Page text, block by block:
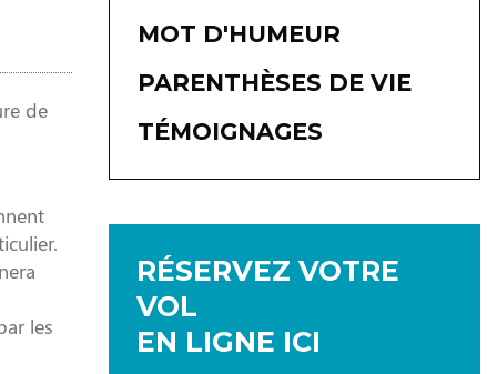
de
les
MOT D'HUMEUR
PARENTHÈSES DE VIE
TÉMOIGNAGES
RÉSERVEZ VOTRE
VOL
EN LIGNE ICI